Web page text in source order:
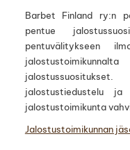
Barbet Finland ry:n
pentue
pentuvälitykseen
jalostustiedustelu
jalostustoimikunta
Jalostustoimikunnan